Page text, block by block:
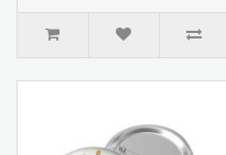
1. sınıf ve..